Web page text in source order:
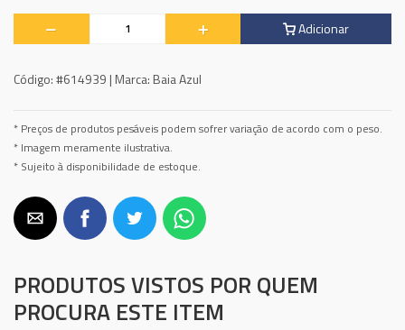
Adicionar
Código:#614939 | Marca: Baia Azul
* Preços de produtos pesáveis podem sofrer variação de acordo com o peso.
* Imagem meramente ilustrativa.
* Sujeito à disponibilidade de estoque.
PRODUTOS VISTOS POR QUEM
PROCURA ESTE ITEM